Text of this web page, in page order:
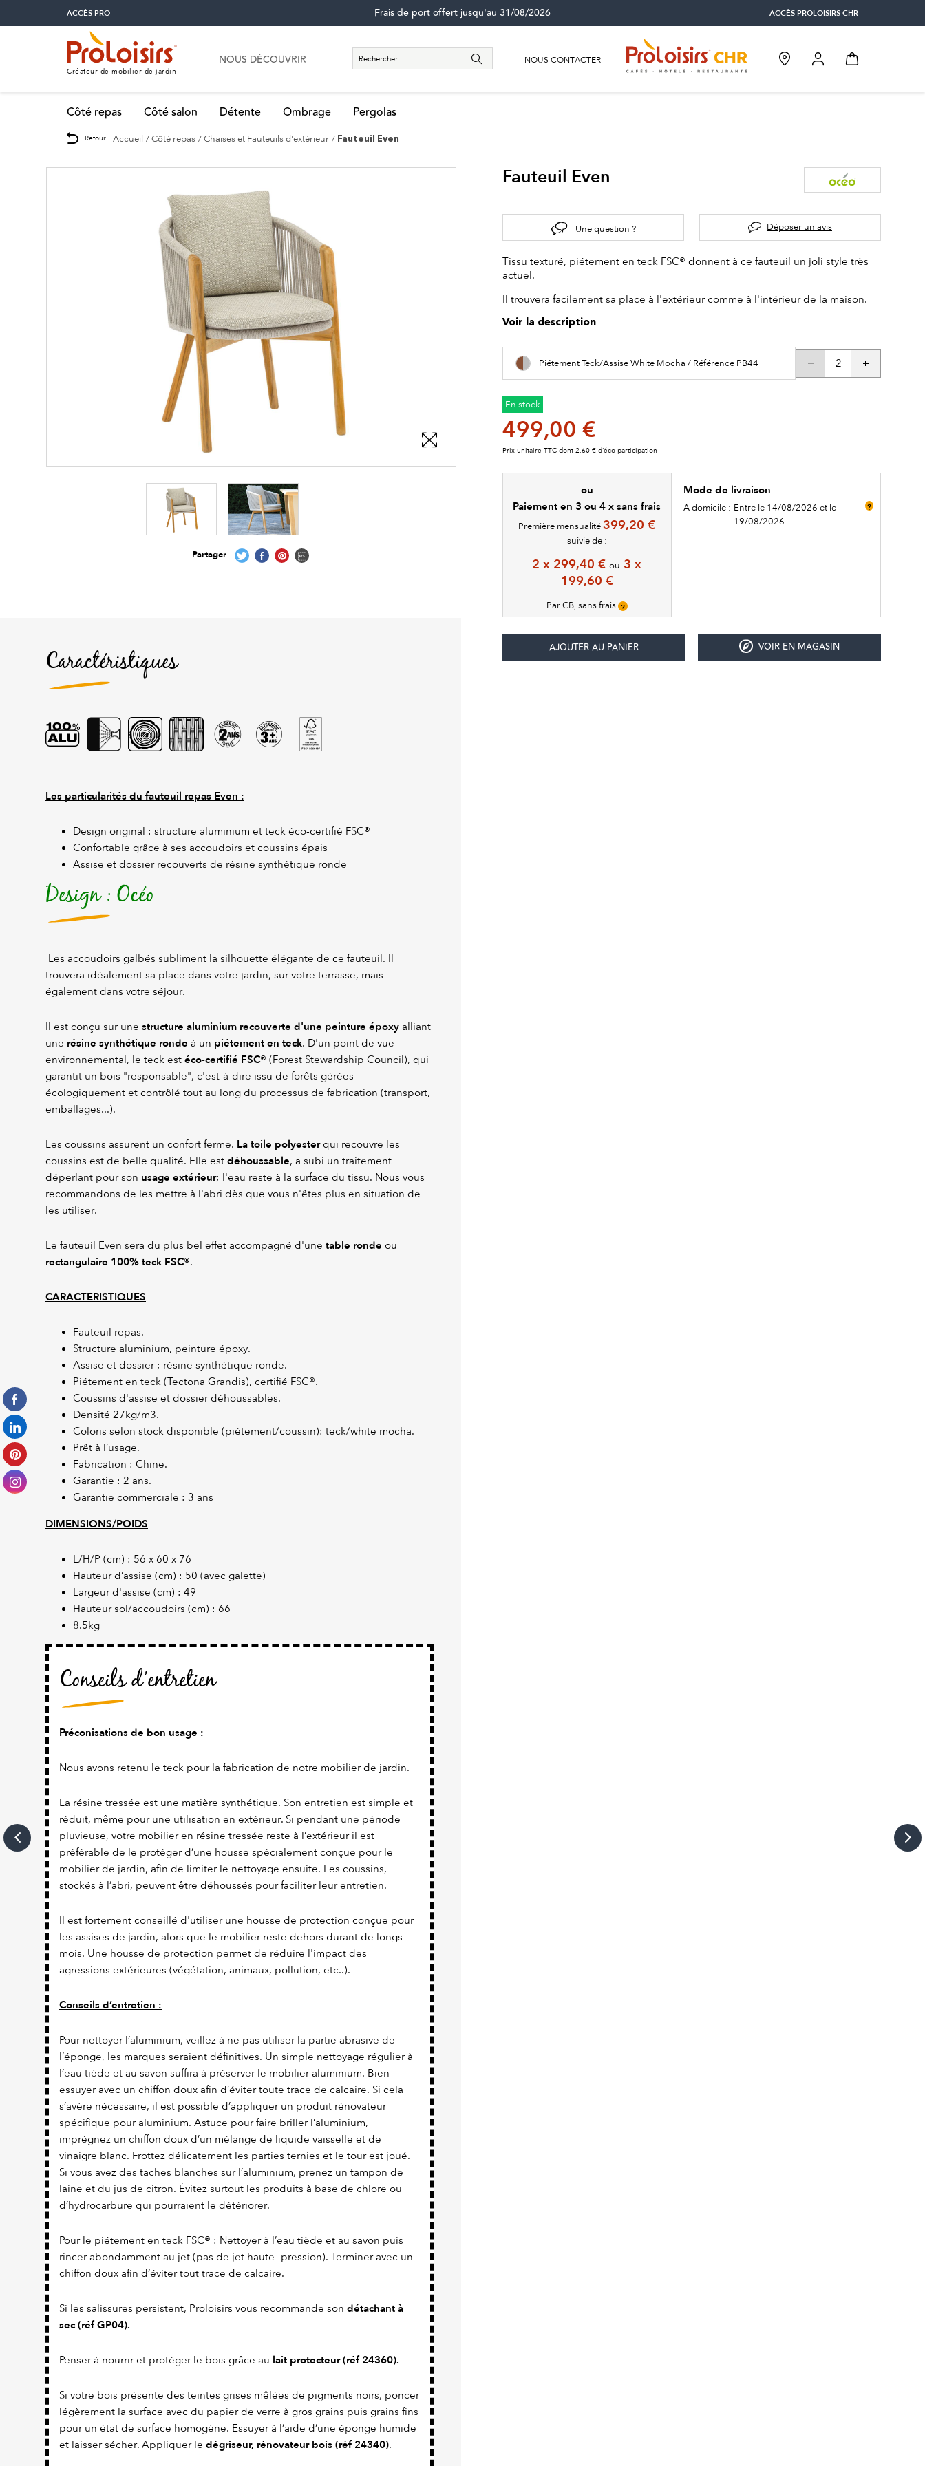
ACCÈS PRO ACCÈS PROLOISIRS CHR
Frais de port offert jusqu'au 31/08/2026
Créateur de mobilier de jardin
NOUS DÉCOUVRIR NOUS CONTACTER
Côté repas Côté salon Détente Ombrage Pergolas
Retour Accueil Côté repas Chaises et Fauteuils d'extérieur Fauteuil Even
Partager
Caractéristiques
Les particularités du fauteuil repas Even :
Design original : structure aluminium et teck éco-certifié FSC®
Confortable grâce à ses accoudoirs et coussins épais
Assise et dossier recouverts de résine synthétique ronde
Design : Océo
Les accoudoirs galbés subliment la silhouette élégante de ce fauteuil. Il
trouvera idéalement sa place dans votre jardin, sur votre terrasse, mais
également dans votre séjour.
Il est conçu sur une structure aluminium recouverte d'une peinture époxy alliant
une résine synthétique ronde à un piétement en teck. D'un point de vue
environnemental, le teck est éco-certifié FSC® (Forest Stewardship Council), qui
garantit un bois "responsable", c'est-à-dire issu de forêts gérées
écologiquement et contrôlé tout au long du processus de fabrication (transport,
emballages...).
Les coussins assurent un confort ferme. La toile polyesterqui recouvre les
coussins est de belle qualité. Elle est déhoussable, a subi un traitement
déperlant pour son usage extérieur; l'eau reste à la surface du tissu. Nous vous
recommandons de les mettre à l'abri dès que vous n'êtes plus en situation de
les utiliser.
Le fauteuil Even sera du plus bel effet accompagné d'une table ronde ou
rectangulaire 100% teck FSC®.
CARACTERISTIQUES
Fauteuil repas.
Structure aluminium, peinture époxy.
Assise et dossier ; résine synthétique ronde.
Piétement en teck (Tectona Grandis), certifié FSC®.
Coussins d'assise et dossier déhoussables.
Densité 27kg/m3.
Coloris selon stock disponible (piétement/coussin): teck/white mocha.
Prêt à l’usage.
Fabrication : Chine.
Garantie : 2 ans.
Garantie commerciale : 3 ans
DIMENSIONS/POIDS
L/H/P (cm) : 56 x 60 x 76
Hauteur d’assise (cm) : 50 (avec galette)
Largeur d'assise (cm) : 49
Hauteur sol/accoudoirs (cm) : 66
8.5kg
Conseils d’entretien
Préconisations de bon usage :
Nous avons retenu le teck pour la fabrication de notre mobilier de jardin.
La résine tressée est une matière synthétique. Son entretien est simple et
réduit, même pour une utilisation en extérieur. Si pendant une période
pluvieuse, votre mobilier en résine tressée reste à l’extérieur il est
préférable de le protéger d’une housse spécialement conçue pour le
mobilier de jardin, afin de limiter le nettoyage ensuite. Les coussins,
stockés à l’abri, peuvent être déhoussés pour faciliter leur entretien.
Il est fortement conseillé d'utiliser une housse de protection conçue pour
les assises de jardin, alors que le mobilier reste dehors durant de longs
mois. Une housse de protection permet de réduire l'impact des
agressions extérieures (végétation, animaux, pollution, etc..).
Conseils d’entretien :
Pour nettoyer l’aluminium, veillez à ne pas utiliser la partie abrasive de
l’éponge, les marques seraient définitives. Un simple nettoyage régulier à
l’eau tiède et au savon suffira à préserver le mobilier aluminium. Bien
essuyer avec un chiffon doux afin d’éviter toute trace de calcaire. Si cela
s’avère nécessaire, il est possible d’appliquer un produit rénovateur
spécifique pour aluminium. Astuce pour faire briller l’aluminium,
imprégnez un chiffon doux d’un mélange de liquide vaisselle et de
vinaigre blanc. Frottez délicatement les parties ternies et le tour est joué.
Si vous avez des taches blanches sur l’aluminium, prenez un tampon de
laine et du jus de citron. Évitez surtout les produits à base de chlore ou
d’hydrocarbure qui pourraient le détériorer.
Pour le piétement en teck FSC® : Nettoyer à l’eau tiède et au savon puis
rincer abondamment au jet (pas de jet haute- pression). Terminer avec un
chiffon doux afin d’éviter tout trace de calcaire.
Si les salissures persistent, Proloisirs vous recommande son détachant à
sec (réf GP04).
Penser à nourrir et protéger le bois grâce au lait protecteur (réf 24360).
Si votre bois présente des teintes grises mêlées de pigments noirs, poncer
légèrement la surface avec du papier de verre à gros grains puis grains fins
pour un état de surface homogène. Essuyer à l’aide d’une éponge humide
et laisser sécher. Appliquer le dégriseur, rénovateur bois (réf 24340).
Fauteuil Even
Une question ? Déposer un avis
Tissu texturé, piétement en teck FSC® donnent à ce fauteuil un joli style très
actuel.
Il trouvera facilement sa place à l'extérieur comme à l'intérieur de la maison.
Voir la description
Piétement Teck/Assise White Mocha / Référence PB44
En stock
499,00 €
Prix unitaire TTC dont 2,60 € d’éco-participation
ou
Paiement en 3 ou 4 x sans frais
Première mensualité399,20 €
suivie de :
2 x 299,40 € ou 3 x
199,60 €
Par CB, sans frais ?
Mode de livraison
A domicile : Entre le 14/08/2026 et le
19/08/2026
?
VOIR EN MAGASIN